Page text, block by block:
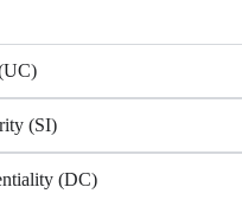
(SI)
(DC)